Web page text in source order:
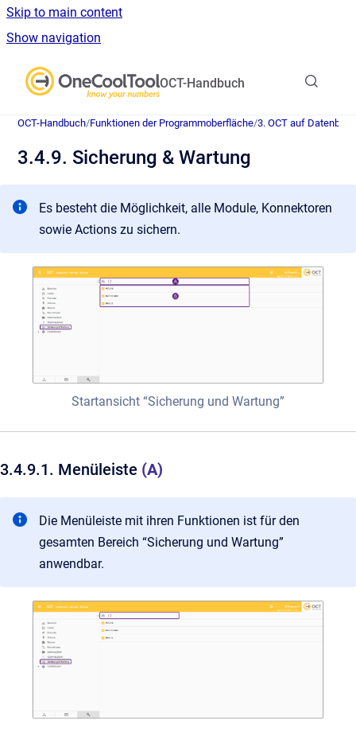
Skip to main content
Show navigation
OCT-Handbuch
OCT-Handbuch/Funktionen der Programmoberfläche/3. OCT auf
3.4.9. Sicherung & Wartung
Es besteht die Möglichkeit, alle Module, Konnektoren
sowie Actions zu sichern.
Startansicht “Sicherung und Wartung”
3.4.9.1. Menüleiste (A)
Die Menüleiste mit ihren Funktionen ist für den
gesamten Bereich “Sicherung und Wartung”
anwendbar.